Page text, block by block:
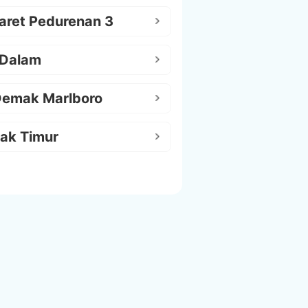
Pedurenan 3
Marlboro
Timur